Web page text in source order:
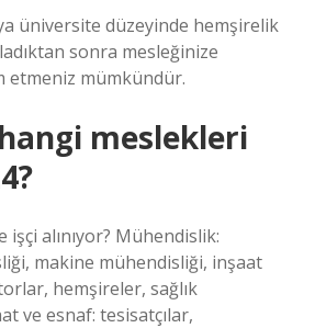
üniversite düzeyinde hemşirelik
sonra mesleğinize
etmeniz mümkündür.
meslekleri
alınıyor? Mühendislik:
makine mühendisliği, inşaat
hemşireler, sağlık
ve esnaf: tesisatçılar,